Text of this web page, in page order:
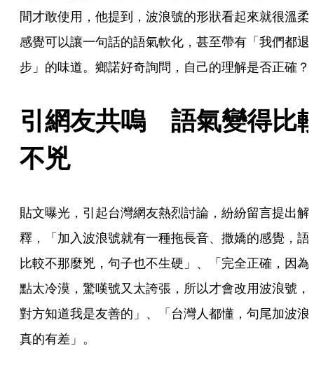
間才敢使用，他提到，波浪號的形狀看起來就很溫柔
感覺可以讓一句話的語氣軟化，甚至帶有「我們都退
步」的味道。鄉諾好奇詢問，自己的理解是否正確？
引網友共嗚　語氣變得比
不兇
貼文曝光，引起台灣網友熱烈討論，紛紛留言提出解
釋，「加入波浪號就有一種拖長音、撒嬌的感覺，語
比較不那麼兇，句子也不生硬」、「完全正確，因為
點太冷漠，驚嘆號又太誇張，所以才會改用波浪號，
對方知道我是友善的」、「台灣人都懂，句尾加波浪
真的有差」。